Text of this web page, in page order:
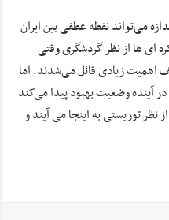
می‌تواند نقطه عطفی بین ایران
ایهااز نظر گردشگری وقتی
اهمیت زیادی قائل می‌شدند. اما
آینده وضعیت بهبود پیدا می‌کند
نظر توریستی به اینجامیآیندو